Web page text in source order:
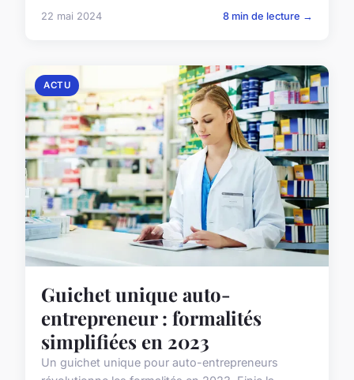
22 mai 2024 8 min de lecture →
ACTU
Guichet unique auto-
entrepreneur : formalités
simplifiées en 2023
Un guichet unique pour auto-entrepreneurs